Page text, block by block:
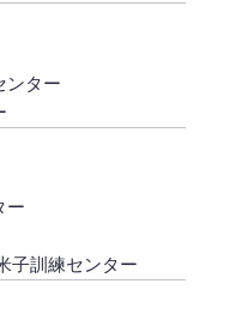
ンター
ー
子訓練センター